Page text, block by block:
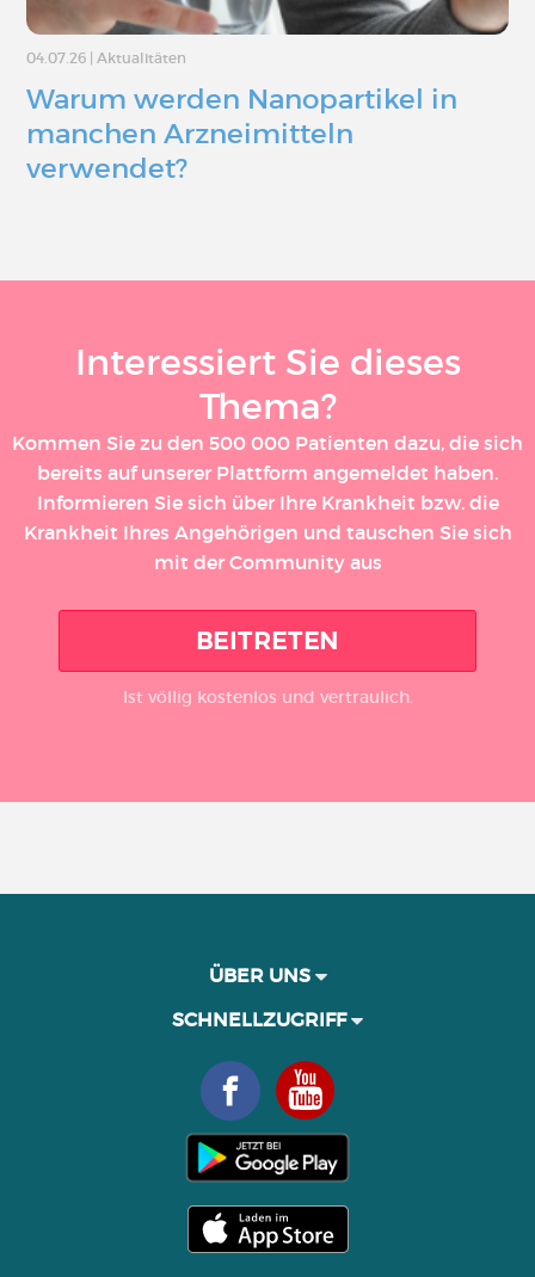
04.07.26 Aktualitäten
Warum werden Nanopartikel in
manchen Arzneimitteln
verwendet?
Interessiert Sie dieses
Thema?
Kommen Sie zu den 500 000 Patienten dazu, die sich
bereits auf unserer Plattform angemeldet haben.
Informieren Sie sich über Ihre Krankheit bzw. die
Krankheit Ihres Angehörigen und tauschen Sie sich
mit der Community aus
BEITRETEN
Ist völlig kostenlos und vertraulich.
ÜBER UNS
SCHNELLZUGRIFF